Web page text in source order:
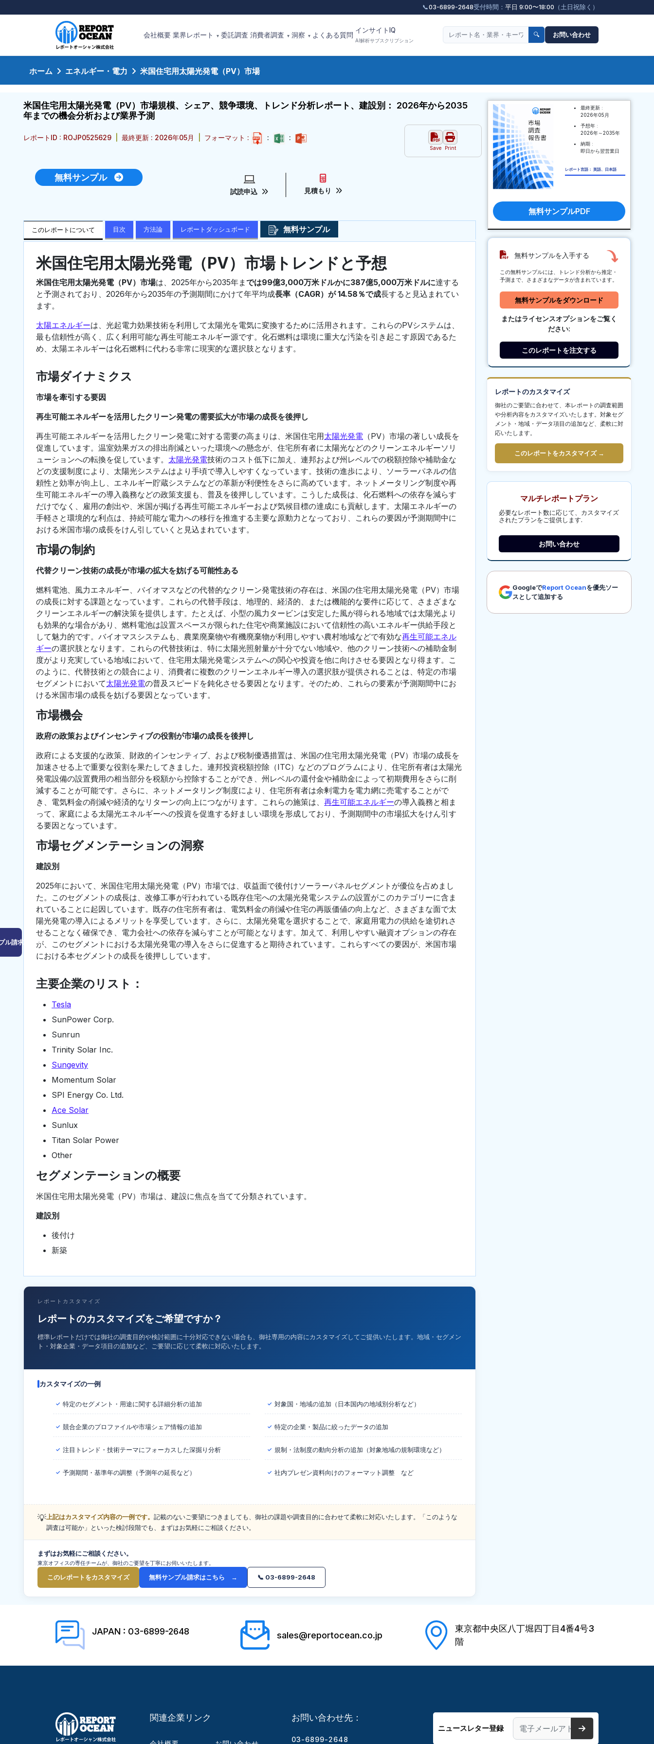
📞03-6899-2648受付時間： 平日 9:00〜18:00 （土日祝除く）
会社概要 業界レポート ▾ 委託調査 消費者調査 ▾ 洞察 ▾ よくある質問
インサイトIQ
AI解析サブスクリプション
🔍 お問い合わせ
ホーム エネルギー・電力 米国住宅用太陽光発電（PV）市場
ル請求はこちら
米国住宅用太陽光発電（PV）市場規模、シェア、競争環境、トレンド分析レポート、建設別： 2026年から2035
年までの機会分析および業界予測
レポートID : ROJP0525629 最終更新 : 2026年05月 フォーマット : : :
Save Print
無料サンプル
試読申込 見積もり
このレポートについて 目次 方法論 レポートダッシュボード 無料サンプル
米国住宅用太陽光発電（PV）市場トレンドと予想
米国住宅用太陽光発電（PV）市場は、2025年から2035年ま では99億3,000万米ドルかに387億5,000万米ドルに達する
と予測されており、2026年から2035年の予測期間にかけて年平均成長率（CAGR）が 14.58％で成長すると見込まれてい
ます。
太陽エネルギーは、光起電力効果技術を利用して太陽光を電気に変換するために活用されます。これらのPVシステムは、
最も信頼性が高く、広く利用可能な再生可能エネルギー源です。化石燃料は環境に重大な汚染を引き起こす原因であるた
め、太陽エネルギーは化石燃料に代わる非常に現実的な選択肢となります。
市場ダイナミクス
市場を牽引する要因
再生可能エネルギーを活用したクリーン発電の需要拡大が市場の成長を後押し
再生可能エネルギーを活用したクリーン発電に対する需要の高まりは、米国住宅用太陽光発電 （PV）市場の著しい成長を
促進しています。温室効果ガスの排出削減といった環境への懸念が、住宅所有者に太陽光などのクリーンエネルギーソリ
ューションへの転換を促しています。 太陽光発電技術のコスト低下に加え、連邦および州レベルでの税額控除や補助金な
どの支援制度により、太陽光システムはより手頃で導入しやすくなっています。技術の進歩により、ソーラーパネルの信
頼性と効率が向上し、エネルギー貯蔵システムなどの革新が利便性をさらに高めています。ネットメータリング制度や再
生可能エネルギーの導入義務などの政策支援も、普及を後押ししています。こうした成長は、化石燃料への依存を減らす
だけでなく、雇用の創出や、米国が掲げる再生可能エネルギーおよび気候目標の達成にも貢献します。太陽エネルギーの
手軽さと環境的な利点は、持続可能な電力への移行を推進する主要な原動力となっており、これらの要因が予測期間中に
おける米国市場の成長をけん引していくと見込まれています。
市場の制約
代替クリーン技術の成長が市場の拡大を妨げる可能性ある
燃料電池、風力エネルギー、バイオマスなどの代替的なクリーン発電技術の存在は、米国の住宅用太陽光発電（PV）市場
の成長に対する課題となっています。これらの代替手段は、地理的、経済的、または機能的な要件に応じて、さまざまな
クリーンエネルギーの解決策を提供します。たとえば、小型の風力タービンは安定した風が得られる地域では太陽光より
も効果的な場合があり、燃料電池は設置スペースが限られた住宅や商業施設において信頼性の高いエネルギー供給手段と
して魅力的です。バイオマスシステムも、農業廃棄物や有機廃棄物が利用しやすい農村地域などで有効な再生可能エネル
ギーの選択肢となります。これらの代替技術は、特に太陽光照射量が十分でない地域や、他のクリーン技術への補助金制
度がより充実している地域において、住宅用太陽光発電システムへの関心や投資を他に向けさせる要因となり得ます。こ
のように、代替技術との競合により、消費者に複数のクリーンエネルギー導入の選択肢が提供されることは、特定の市場
セグメントにおいて太陽光発電の普及スピードを鈍化させる要因となります。そのため、これらの要素が予測期間中にお
ける米国市場の成長を妨げる要因となっています。
市場機会
政府の政策およびインセンティブの役割が市場の成長を後押し
政府による支援的な政策、財政的インセンティブ、および税制優遇措置は、米国の住宅用太陽光発電（PV）市場の成長を
加速させる上で重要な役割を果たしてきました。連邦投資税額控除（ITC）などのプログラムにより、住宅所有者は太陽光
発電設備の設置費用の相当部分を税額から控除することができ、州レベルの還付金や補助金によって初期費用をさらに削
減することが可能です。さらに、ネットメータリング制度により、住宅所有者は余剰電力を電力網に売電することがで
き、電気料金の削減や経済的なリターンの向上につながります。これらの施策は、 再生可能エネルギーの導入義務と相ま
って、家庭による太陽光エネルギーへの投資を促進する好ましい環境を形成しており、予測期間中の市場拡大をけん引す
る要因となっています。
市場セグメンテーションの洞察
建設別
2025年において、米国住宅用太陽光発電（PV）市場では、収益面で後付けソーラーパネルセグメントが優位を占めまし
た。このセグメントの成長は、改修工事が行われている既存住宅への太陽光発電システムの設置がこのカテゴリーに含ま
れていることに起因しています。既存の住宅所有者は、電気料金の削減や住宅の再販価値の向上など、さまざまな面で太
陽光発電の導入によるメリットを享受しています。さらに、太陽光発電を選択することで、家庭用電力の供給を途切れさ
せることなく確保でき、電力会社への依存を減らすことが可能となります。加えて、利用しやすい融資オプションの存在
が、このセグメントにおける太陽光発電の導入をさらに促進すると期待されています。これらすべての要因が、米国市場
における本セグメントの成長を後押ししています。
主要企業のリスト：
Tesla
SunPower Corp.
Sunrun
Trinity Solar Inc.
Sungevity
Momentum Solar
SPI Energy Co. Ltd.
Ace Solar
Sunlux
Titan Solar Power
Other
セグメンテーションの概要
米国住宅用太陽光発電（PV）市場は、建設に焦点を当てて分類されています。
建設別
後付け
新築
レポートカスタマイズ
レポートのカスタマイズをご希望ですか？
標準レポートだけでは御社の調査目的や検討範囲に十分対応できない場合も、御社専用の内容にカスタマイズしてご提供いたします。地域・セグメン
ト・対象企業・データ項目の追加など、ご要望に応じて柔軟に対応いたします。
カスタマイズの一例
✓ 特定のセグメント・用途に関する詳細分析の追加 ✓ 対象国・地域の追加（日本国内の地域別分析など）
✓ 競合企業のプロファイルや市場シェア情報の追加 ✓ 特定の企業・製品に絞ったデータの追加
✓ 注目トレンド・技術テーマにフォーカスした深掘り分析 ✓ 規制・法制度の動向分析の追加（対象地域の規制環境など）
✓ 予測期間・基準年の調整（予測年の延長など） ✓ 社内プレゼン資料向けのフォーマット調整 など
💡 上記はカスタマイズ内容の一例です。 記載のないご要望につきましても、御社の課題や調査目的に合わせて柔軟に対応いたします。「このような
調査は可能か」といった検討段階でも、まずはお気軽にご相談ください。
まずはお気軽にご相談ください。
東京オフィスの専任チームが、御社のご要望を丁寧にお伺いいたします。
このレポートをカスタマイズ 無料サンプル請求はこちら → 📞 03-6899-2648
最終更新 :
2026年05月
予想年 :
2026年～2035年
納期 :
即日から翌営業日
レポート言語： 英語、日本語
無料サンプルPDF
無料サンプルを入手する
この無料サンプルには、トレンド分析から推定・
予測まで、さまざまなデータが含まれています。
無料サンプルをダウンロード
またはライセンスオプションをご覧く
ださい:
このレポートを注文する
レポートのカスタマイズ
御社のご要望に合わせて、本レポートの調査範囲
や分析内容をカスタマイズいたします。対象セグ
メント・地域・データ項目の追加など、柔軟に対
応いたします。
このレポートをカスタマイズ →
マルチレポートプラン
必要なレポート数に応じて、カスタマイズ
されたプランをご提供します.
お問い合わせ
GoogleでReport Oceanを優先ソー
スとして追加する
JAPAN : 03-6899-2648 sales@reportocean.co.jp
東京都中央区八丁堀四丁目4番4号3
階
関連企業リンク お問い合わせ先：
03-6899-2648
ニュースレター登録